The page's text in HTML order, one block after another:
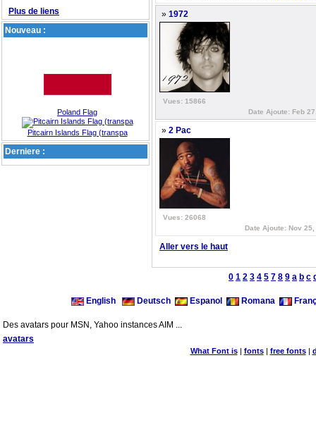
Plus de liens
Nouveau :
Poland Flag
Pitcairn Islands Flag (transpa
Derniere :
» 1972
Vues: 15866
Date Ajoute: Feb
» 2 Pac
Vues: 26068
Date Ajoute: Nov
Aller vers le haut
0 1 2 3 4 5 7 8 9 a b c
English Deutsch Espanol Romana
Des avatars pour MSN, Yahoo instances AIM ...
avatars
What Font is| fonts| free fonts|